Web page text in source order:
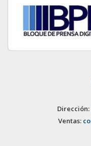
Dirección:
Ventas: